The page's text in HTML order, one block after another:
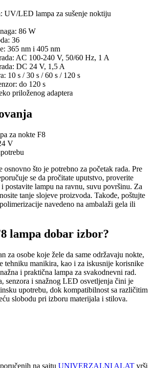
UV/LED lampa za sušenje noktiju
86 W
36
365 nm i 405 nm
AC 100-240 V, 50/60 Hz, 1 A
DC 24 V, 1,5 A
10 s / 30 s / 60 s / 120 s
do 120 s
priloženog adaptera
za nokte F8
V
osnovno što je potrebno za početak rada. Pre
se da pročitate uputstvo, proverite
postavite lampu na ravnu, suvu površinu. Za
tanje slojeve proizvoda. Takođe, poštujte
navedeno na ambalaži gela ili
lampa dobar izbor?
za osobe koje žele da same održavaju nokte,
tehniku manikira, kao i za iskusnije korisnike
i praktična lampa za svakodnevni rad.
senzora i snažnog LED osvetljenja čini je
upotrebu, dok kompatibilnost sa različitim
slobodu pri izboru materijala i stilova.
na sajtu UNIVERZALNI ALAT vrši